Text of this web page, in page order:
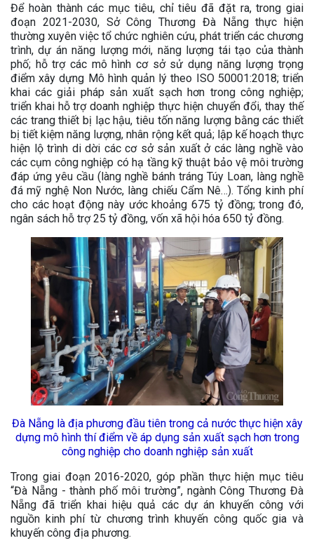
Để hoàn thành các mục tiêu, chỉ tiêu đã đặt ra, trong giai
đoạn 2021-2030, Sở Công Thương Đà Nẵng thực hiện
thường xuyên việc tổ chức nghiên cứu, phát triển các chương
trình, dự án năng lượng mới, năng lượng tái tạo của thành
phố; hỗ trợ các mô hình cơ sở sử dụng năng lượng trọng
điểm xây dựng Mô hình quản lý theo ISO 50001:2018; triển
khai các giải pháp sản xuất sạch hơn trong công nghiệp;
triển khai hỗ trợ doanh nghiệp thực hiện chuyển đổi, thay thế
các trang thiết bị lạc hậu, tiêu tốn năng lượng bằng các thiết
bị tiết kiệm năng lượng, nhân rộng kết quả; lập kế hoạch thực
hiện lộ trình di dời các cơ sở sản xuất ở các làng nghề vào
các cụm công nghiệp có hạ tầng kỹ thuật bảo vệ môi trường
đáp ứng yêu cầu (làng nghề bánh tráng Túy Loan, làng nghề
đá mỹ nghệ Non Nước, làng chiếu Cẩm Nê…). Tổng kinh phí
cho các hoạt động này ước khoảng 675 tỷ đồng; trong đó,
ngân sách hỗ trợ 25 tỷ đồng, vốn xã hội hóa 650 tỷ đồng.
Đà Nẵng là địa phương đầu tiên trong cả nước thực hiện xây
dựng mô hình thí điểm về áp dụng sản xuất sạch hơn trong
công nghiệp cho doanh nghiệp sản xuất
Trong giai đoạn 2016-2020, góp phần thực hiện mục tiêu
“Đà Nẵng - thành phố môi trường”, ngành Công Thương Đà
Nẵng đã triển khai hiệu quả các dự án khuyến công với
nguồn kinh phí từ chương trình khuyến công quốc gia và
khuyến công địa phương.